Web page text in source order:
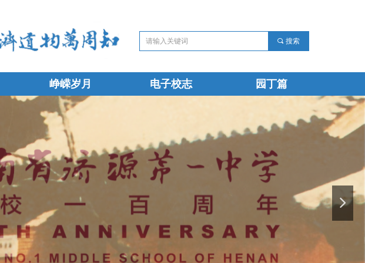
끠 搜索
峥嵘岁月
峥嵘岁月
电子校志 园丁篇
넲